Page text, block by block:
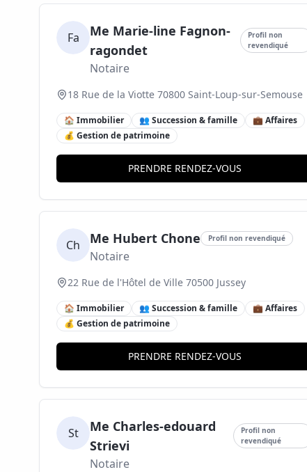
Fa
Me Marie-line Fagnon-
ragondet
Profil non
revendiqué
Notaire
18 Rue de la Viotte 70800 Saint-Loup-sur-Semouse
🏠 Immobilier 👥 Succession & famille
💼 Affaires
💰 Gestion de patrimoine
PRENDRE RENDEZ-VOUS
Ch Me Hubert Chone Profil non revendiqué
Notaire
22 Rue de l'Hôtel de Ville 70500 Jussey
🏠 Immobilier 👥 Succession & famille
💼 Affaires
💰 Gestion de patrimoine
PRENDRE RENDEZ-VOUS
St
Me Charles-edouard
Strievi
Profil non
revendiqué
Notaire